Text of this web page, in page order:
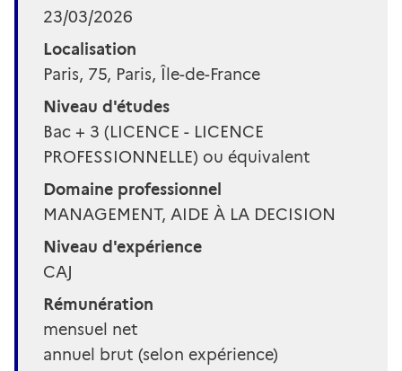
23/03/2026
Localisation
Paris, 75, Paris, Île-de-France
Niveau d'études
Bac + 3 (LICENCE - LICENCE
PROFESSIONNELLE) ou équivalent
Domaine professionnel
MANAGEMENT, AIDE À LA DECISION
Niveau d'expérience
CAJ
Rémunération
mensuel net
annuel brut (selon expérience)